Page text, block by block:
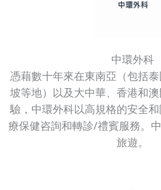
中環外科
憑藉數十年來在東南亞（包括
坡等地）以及大中華、香港和
驗，中環外科以高規格的安全
療保健咨詢和轉診/禮賓服務。
旅遊。